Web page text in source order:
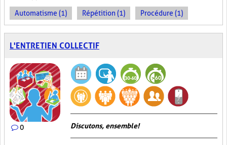
Automatisme (1) Répétition (1) Procédure (1)
L'ENTRETIEN COLLECTIF
0 Discutons, ensemble!